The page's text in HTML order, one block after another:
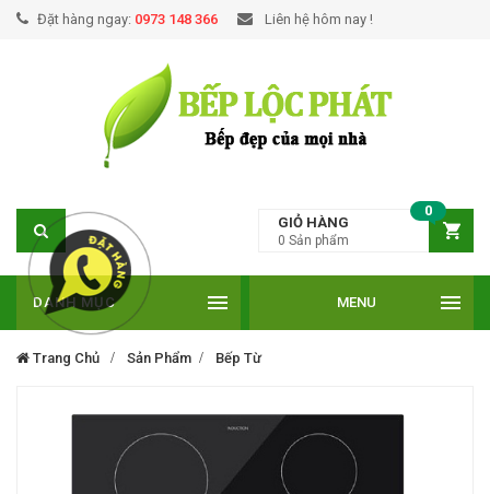
Đặt hàng ngay: 0973 148 366 Liên hệ hôm nay !
GIỎ HÀNG
0
0 Sản phẩm
DANH MỤC MENU
Trang Chủ Sản Phẩm Bếp Từ